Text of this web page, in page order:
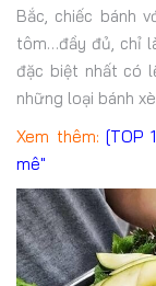
Bắc, chiếc bánh
tôm…đầy đủ, chỉ
đặc biệt nhất có
những loại bánh
Xem thêm: [TOP
mê"